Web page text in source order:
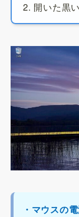
開いた黒
・マウスの